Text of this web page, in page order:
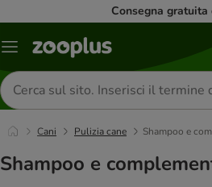
Consegna gratuita
Overview
Cerca
prodotti
Cani Pulizia cane Shampoo e
Shampoo e